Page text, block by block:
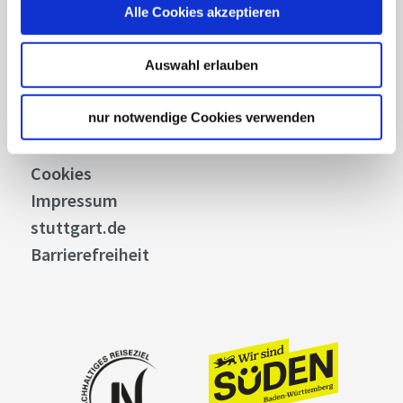
Alle Cookies akzeptieren
Auswahl erlauben
nur notwendige Cookies verwenden
Stuttgart Convention Bureau
Bilddatenbank
Allgemeine Geschäftsbedingungen
Datenschutz
Widerruf
Kontakt
Cookies
Impressum
stuttgart.de
Barrierefreiheit